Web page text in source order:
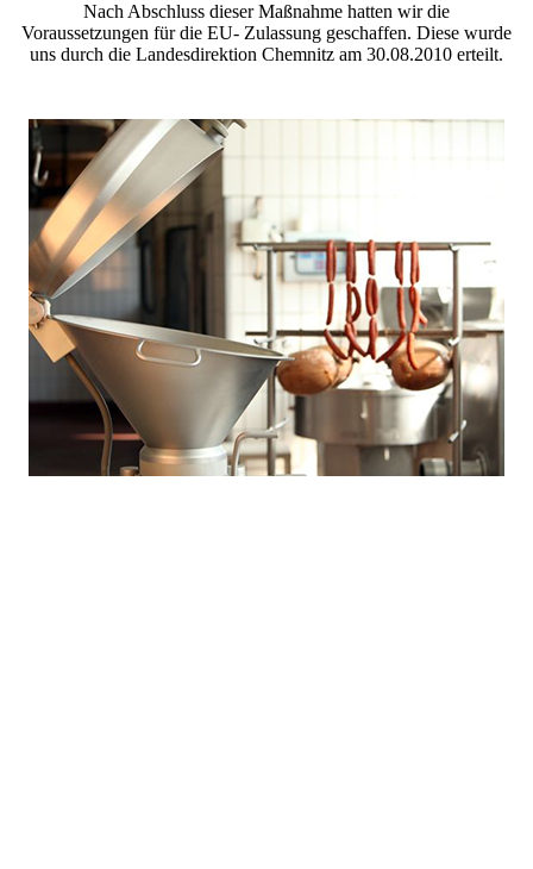
Nach Abschluss dieser Maßnahme hatten wir die
Voraussetzungen für die EU- Zulassung geschaffen. Diese wurde
uns durch die Landesdirektion Chemnitz am 30.08.2010 erteilt.